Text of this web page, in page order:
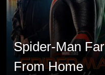
Spider-Man Far
From Home